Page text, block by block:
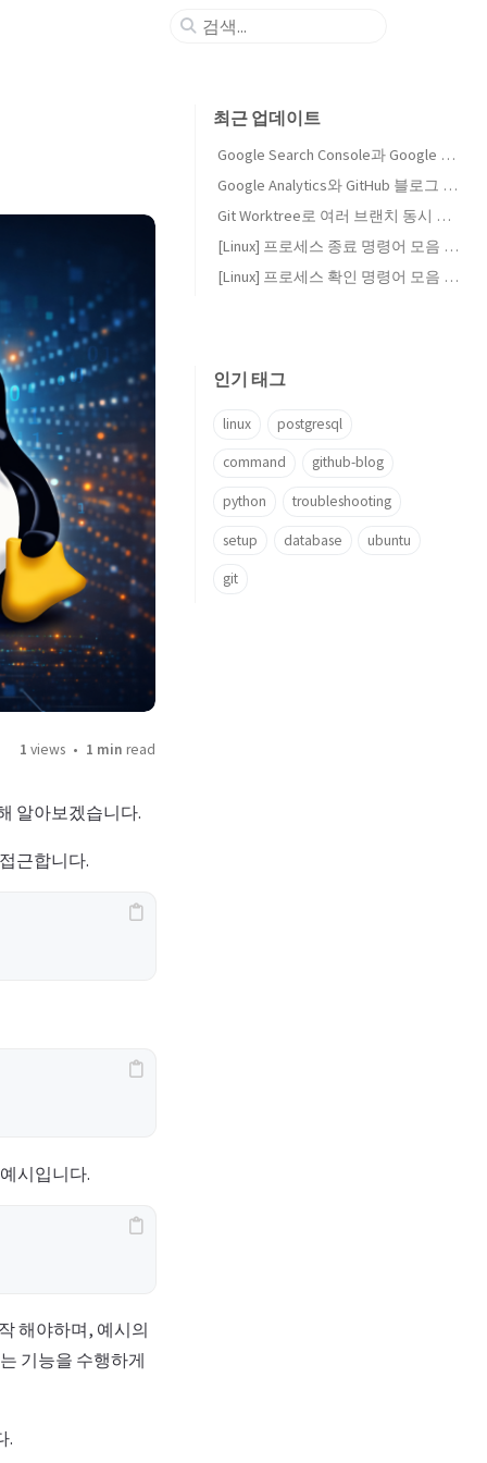
1 views 1 min read
알아보겠습니다.
근합니다.
시입니다.
해야하며, 예시의
기능을 수행하게
.
최근 업데이트
Google Search Console과 Google Analytics 연결하기
Google Analytics와 GitHub 블로그 연동하기
Git Worktree로 여러 브랜치 동시 작업하기
[Linux] 프로세스 종료 명령어 모음 (kill, pkill, fuser)
[Linux] 프로세스 확인 명령어 모음 (ps, top, lsof, ss)
인기 태그
linux postgresql
command github-blog
python troubleshooting
setup database ubuntu
git